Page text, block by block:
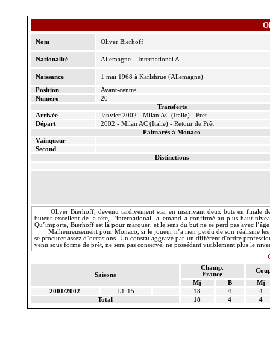
Nom Oliver Bierhoff
Nationalité Allemagne – International A
Naissance 1 mai 1968 à Karlshrue(Allemagne)
Position
Avant-centre
Numéro
20
Transferts
Arrivée
Janvier 2002 - Milan AC (Italie) - Prêt
Départ
2002 - Milan AC (Italie) - Retour de Prêt
Palmarès à Monaco
Vainqueur
Second
Distinctions
OliverBierhoff, devenu tardivement star en inscrivant deux buts en finale
buteur excellent de la tête, l’international
allemand a confirmé au plus haut
Qu’importe, Bierhoffest là pour marquer, et le sens du but ne se perd pas avec
Malheureusement pour Monaco, si le joueur n’a rien perdu de son réalisme
se procurer assez d’occasions. Un constat aggravé par un différent d'ordre
venu sous forme de prêt, ne sera pas conservé, ne possédant visiblement plus le
Saisons
Champ.
France
Mj
B
Mj
2001/2002
L1-15 - 18 4
4
Total
18 4 4